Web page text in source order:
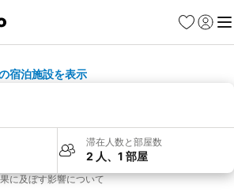
お気に入り
ログイ
メ
宿泊施設を表示
滞在人数と部屋数
2 人、1 部屋
に及ぼす影響について